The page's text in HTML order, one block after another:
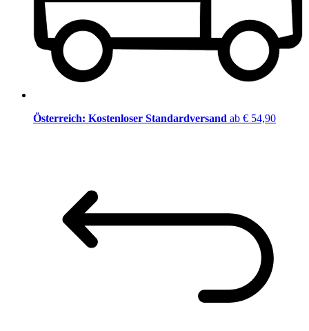
Österreich: Kostenloser Standardversand ab € 54,90